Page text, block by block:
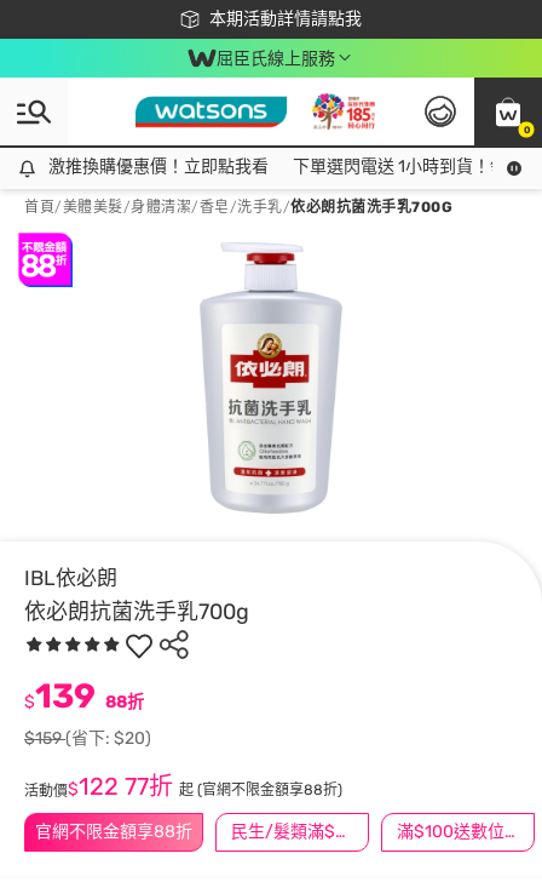
本期活動詳情請點我
下載app最高回饋$350
屈臣氏線上服務
0
激推換購優惠價！立即點我看
激推換購優惠價！立即點我看 下單選閃電送 1小時到貨！領神
首頁/美體美髮/身體清潔/香皂/洗手乳/依必朗抗菌洗手乳700G
IBL依必朗
依必朗抗菌洗手乳700g
官網不限金額享88折 民生/髮類滿$388送舒潔冰巾 滿$100送數位印花
$139 88折
$159(省下: $20)
活動價$122 77折 起 (官網不限金額享88折)